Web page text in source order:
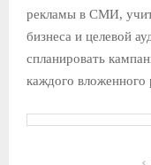
рекламы в СМИ,
бизнеса и целевой
спланировать
каждого вложенного